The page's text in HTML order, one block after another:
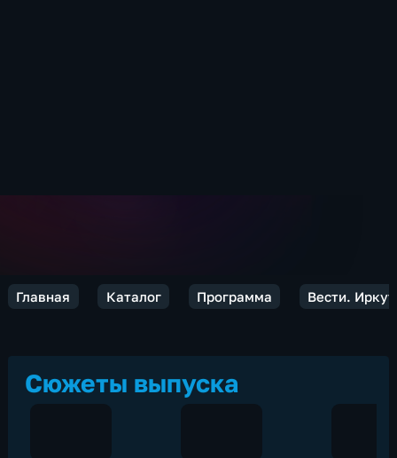
Главная Каталог Программа Вести.
Сюжеты выпуска